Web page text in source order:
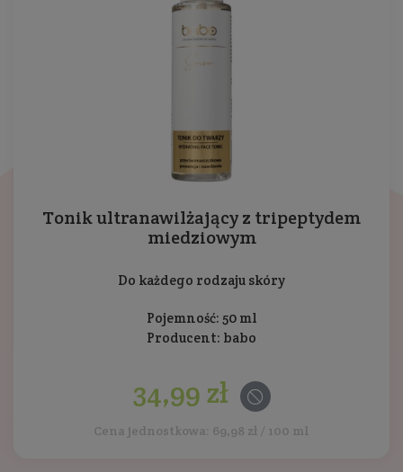
Tonik ultranawilżający z tripeptydem
miedziowym
Do każdego rodzaju skóry
Pojemność: 50 ml
Producent: babo
34,99 zł
Cena jednostkowa: 69,98 zł / 100 ml